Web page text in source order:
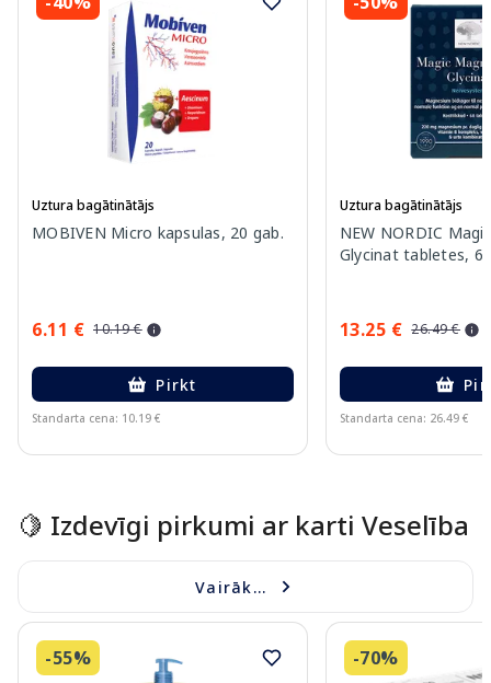
Uztura bagātinātājs
MOBIVEN Micro kapsulas, 20 gab.
6.11 € 10.19 €
Pirkt
Standarta cena: 10.19 €
Uztura bagātinātājs
NEW NORDIC
Glycinat tabletes,
13.25 € 26.49 €
Standarta cena: 26.49 €
🍋 Izdevīgi pirkumi ar karti Veselība
Vairāk...
-55% -70%